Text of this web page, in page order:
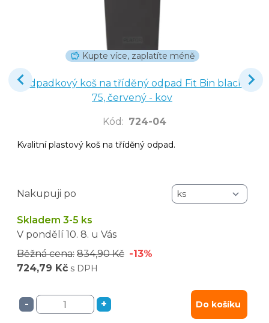
Kupte více, zaplatíte méně
Odpadkový koš na tříděný odpad Fit Bin black
75, červený - kov
Kód : 724-04
Kvalitní plastový koš na tříděný odpad.
Nakupuji po
Skladem 3-5 ks
V pondělí 10. 8. u Vás
Běžná cena: 834,90 Kč -13%
724,79 Kč s DPH
- + Do košíku